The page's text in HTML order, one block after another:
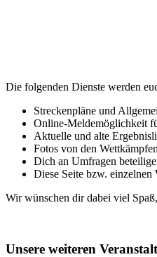
Die folgenden Dienste werden
Streckenpläne und
Online-Meldemöglichkeit
Aktuelle und alte
Fotos von den
Dich an Umfragen
Diese Seite bzw. einzelnen
Wir wünschen dir dabei viel
Unsere weiteren